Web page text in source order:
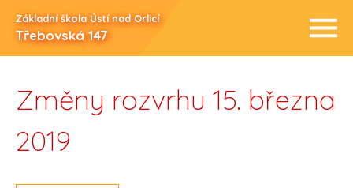
Základní škola Ústí nad Orlicí
Třebovská 147
Změny rozvrhu 15. března
2019